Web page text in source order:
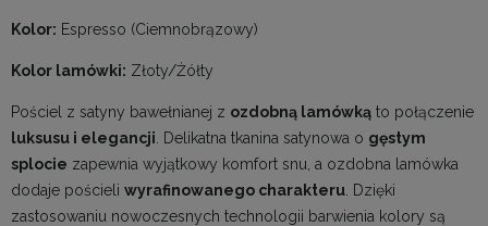
Kolor: Espresso (Ciemnobrązowy)
Kolor lamówki: Złoty/Żółty
Pościel z satyny bawełnianej z ozdobną lamówką to połączenie
luksusu i elegancji . Delikatna tkanina satynowa o gęstym
splocie zapewnia wyjątkowy komfort snu, a ozdobna lamówka
dodaje pościeli wyrafinowanego charakteru . Dzięki
zastosowaniu nowoczesnych technologii barwienia kolory są